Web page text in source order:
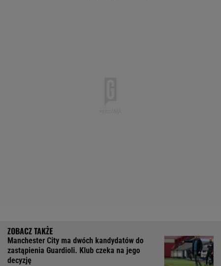
Manchester City ma dwóch kandydatów do
zastąpienia Guardioli. Klub czeka na jego
decyzję